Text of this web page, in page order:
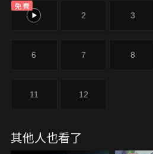
然而，只有三森燈河被評定為最
上了所謂「廢棄勇者」的烙印。
免費
1 2 3
6 7 8
11 12
其他人也看了